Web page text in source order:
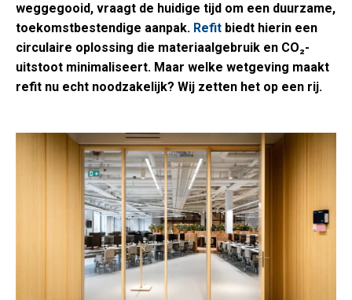
weggegooid, vraagt de huidige tijd om een duurzame,
toekomstbestendige aanpak. Refit biedt hierin een
circulaire oplossing die materiaalgebruik en CO₂-
uitstoot minimaliseert. Maar welke wetgeving maakt
refit nu echt noodzakelijk? Wij zetten het op een rij.